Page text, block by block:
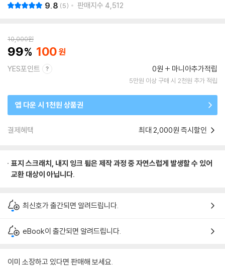
9.8 5 판매지수 4,512
10,000원
99 100
YES포인트 0원 마니아추가적립
5만원 이상 구매 시 2천원 추가 적립
앱 다운 시 1천원 상품권
결제혜택 최대 2,000원 즉시할인
표지 스크래치, 내지 잉크 튐은 제작 과정 중 자연스럽게 발생할 수 있어
교환 대상이 아닙니다.
최신호가 출간되면 알려드립니다.
eBook이 출간되면 알려드립니다.
이미 소장하고 있다면 판매해 보세요.